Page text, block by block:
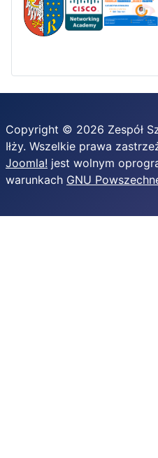
Copyright © 2026 Zespół
Iłży. Wszelkie prawa
Joomla! jest wolnym
warunkach GNU